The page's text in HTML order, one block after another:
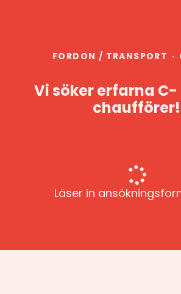
FORDON / TRANSPORT ·
Vi söker erfarna C-
chaufförer!
Läser in